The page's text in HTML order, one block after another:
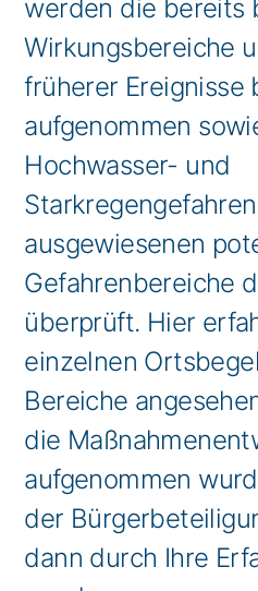
werden die bereits
Wirkungsbereiche
früherer Ereignisse
aufgenommen
Hochwasser- und
ausgewiesenen
Gefahrenbereiche
überprüft. Hier
einzelnen
Bereiche
die
aufgenommen
der
dann durch Ihre